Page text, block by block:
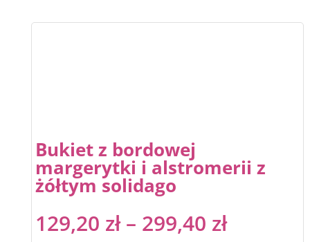
Bukiet z bordowej
margerytki i alstromerii z
żółtym solidago
129,20 zł– 299,40 zł